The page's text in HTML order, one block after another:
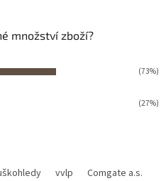
množství zboží?
(73%)
(27%)
vvlp Comgate a.s.